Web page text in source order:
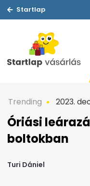
Startlap
Trending 2023.
Óriási
boltokban
Turi Dániel